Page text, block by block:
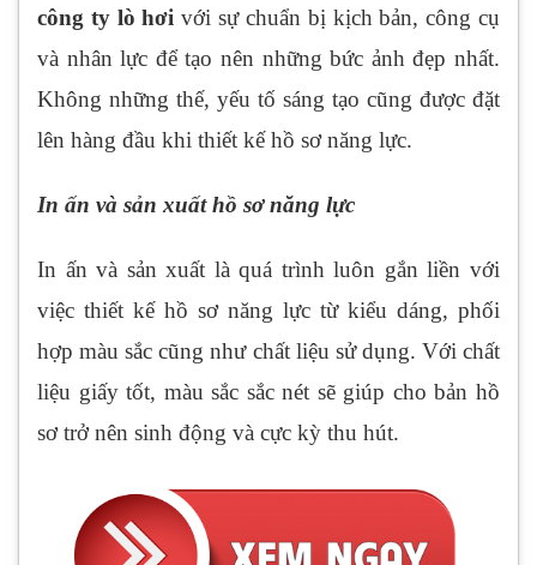
công ty lò hơivới sự chuẩn bị kịch bản, công cụ
và nhân lực để tạo nên những bức ảnh đẹp nhất.
Không những thế, yếu tố sáng tạo cũng được đặt
lên hàng đầu khi thiết kế hồ sơ năng lực.
In ấn và sản xuất hồ sơ năng lực
In ấn và sản xuất là quá trình luôn gắn liền với
việc thiết kế hồ sơ năng lực từ kiểu dáng, phối
hợp màu sắc cũng như chất liệu sử dụng. Với chất
liệu giấy tốt, màu sắc sắc nét sẽ giúp cho bản hồ
sơ trở nên sinh động và cực kỳ thu hút.